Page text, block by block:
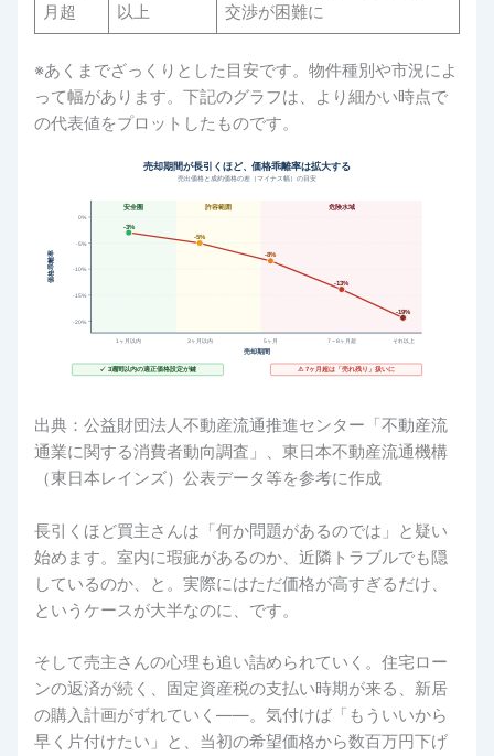
月超
以上
交渉が困難に
※あくまでざっくりとした目安です。物件種別や市況によ
って幅があります。下記のグラフは、より細かい時点で
の代表値をプロットしたものです。
売却期間が長引くほど、価格乖離率は拡大する
売出価格と成約価格の差（マイナス幅）の目安
安全圏 許容範囲 危険水域
0%
-5%
-10%
-15%
-20%
1ヶ月以内 3ヶ月以内 5ヶ月 7～8ヶ月超 それ以上
売却期間
価格乖離率
-3%
-5%
-8%
-13%
-19%
✓ 3週間以内の適正価格設定が鍵 ⚠ 7ヶ月超は「売れ残り」扱いに
出典：公益財団法人不動産流通推進センター「不動産流
通業に関する消費者動向調査」、東日本不動産流通機構
（東日本レインズ）公表データ等を参考に作成
長引くほど買主さんは「何か問題があるのでは」と疑い
始めます。室内に瑕疵があるのか、近隣トラブルでも隠
しているのか、と。実際にはただ価格が高すぎるだけ、
というケースが大半なのに、です。
そして売主さんの心理も追い詰められていく。住宅ロー
ンの返済が続く、固定資産税の支払い時期が来る、新居
の購入計画がずれていく――。気付けば「もういいから
早く片付けたい」と、当初の希望価格から数百万円下げ